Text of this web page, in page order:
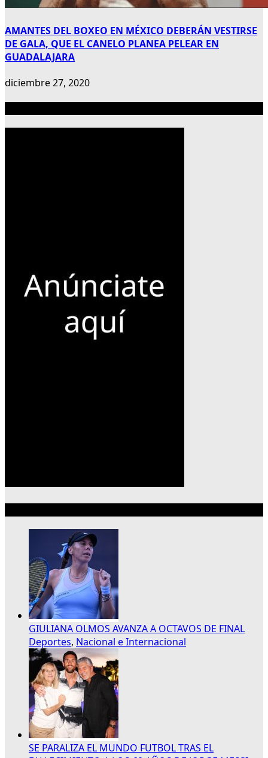
AMANTES DEL BOXEO EN MÉXICO DEBERÁN VESTIRSE
DE GALA, QUE EL CANELO PLANEA PELEAR EN
GUADALAJARA
diciembre 27, 2020
GIULIANA OLMOS AVANZA A OCTAVOS DE FINAL
Deportes, Nacional e Internacional
SE PARALIZA EL MUNDO FUTBOL TRAS EL